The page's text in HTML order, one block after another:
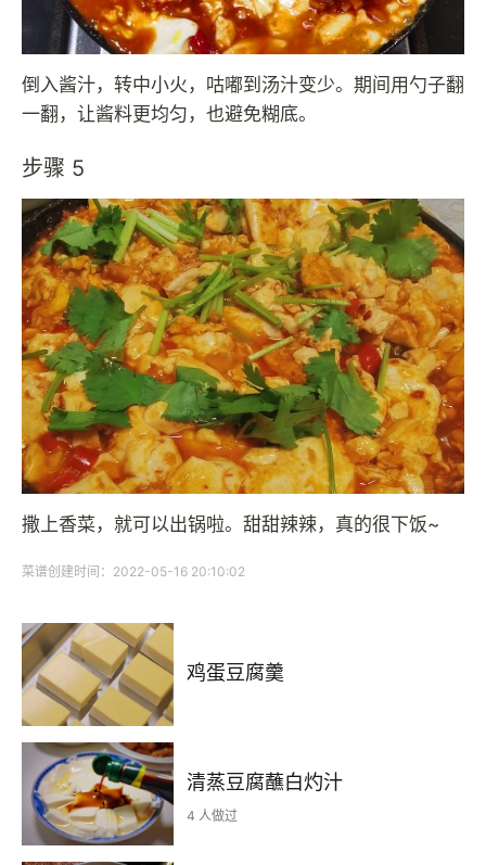
倒入酱汁，转中小火，咕嘟到汤汁变少。期间用勺子翻
一翻，让酱料更均匀，也避免糊底。
步骤 5
撒上香菜，就可以出锅啦。甜甜辣辣，真的很下饭~
菜谱创建时间：2022-05-16 20:10:02
鸡蛋豆腐羹
清蒸豆腐蘸白灼汁
4 人做过